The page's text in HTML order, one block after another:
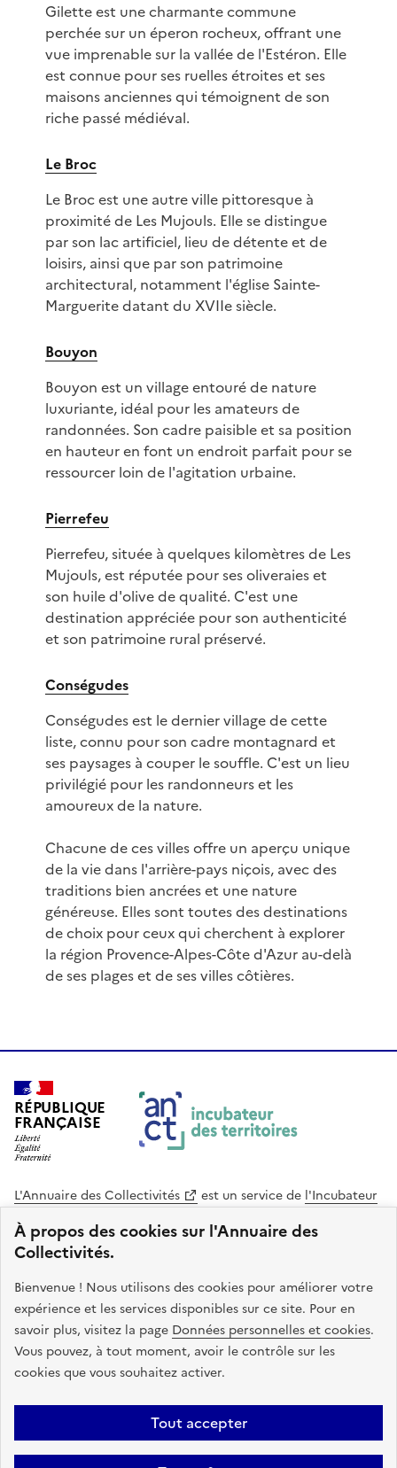
À propos des cookies sur l'Annuaire des
Collectivités.
Bienvenue ! Nous utilisons des cookies pour améliorer votre
expérience et les services disponibles sur ce site. Pour en
savoir plus, visitez la page Données personnelles et cookies.
Vous pouvez, à tout moment, avoir le contrôle sur les
cookies que vous souhaitez activer.
Tout accepter
Gilette est une charmante commune
perchée sur un éperon rocheux, offrant une
vue imprenable sur la vallée de l'Estéron. Elle
est connue pour ses ruelles étroites et ses
maisons anciennes qui témoignent de son
riche passé médiéval.
Le Broc
Le Broc est une autre ville pittoresque à
proximité de Les Mujouls. Elle se distingue
par son lac artificiel, lieu de détente et de
loisirs, ainsi que par son patrimoine
architectural, notamment l'église Sainte-
Marguerite datant du XVIIe siècle.
Bouyon
Bouyon est un village entouré de nature
luxuriante, idéal pour les amateurs de
randonnées. Son cadre paisible et sa position
en hauteur en font un endroit parfait pour se
ressourcer loin de l'agitation urbaine.
Pierrefeu
Pierrefeu, située à quelques kilomètres de Les
Mujouls, est réputée pour ses oliveraies et
son huile d'olive de qualité. C'est une
destination appréciée pour son authenticité
et son patrimoine rural préservé.
Conségudes
Conségudes est le dernier village de cette
liste, connu pour son cadre montagnard et
ses paysages à couper le souffle. C'est un lieu
privilégié pour les randonneurs et les
amoureux de la nature.
Chacune de ces villes offre un aperçu unique
de la vie dans l'arrière-pays niçois, avec des
traditions bien ancrées et une nature
généreuse. Elles sont toutes des destinations
de choix pour ceux qui cherchent à explorer
la région Provence-Alpes-Côte d'Azur au-delà
de ses plages et de ses villes côtières.
RÉPUBLIQUE
FRANÇAISE
L'Annuaire des Collectivités est un service de l'Incubateur
des Territoires
Cohésion des Territoires
. Le code source de ce site web
est disponible en licence libre. Le design de ce site est conçu
avec le système de design de l’État.
legifrance.gouv.fr
info.gouv.fr
service-public.gouv.fr
data.gouv.fr
Plan du site Accessibilite : non conforme
Mentions légales
Politique de confidentialité
Gestion des cookies FAQ
Kit de